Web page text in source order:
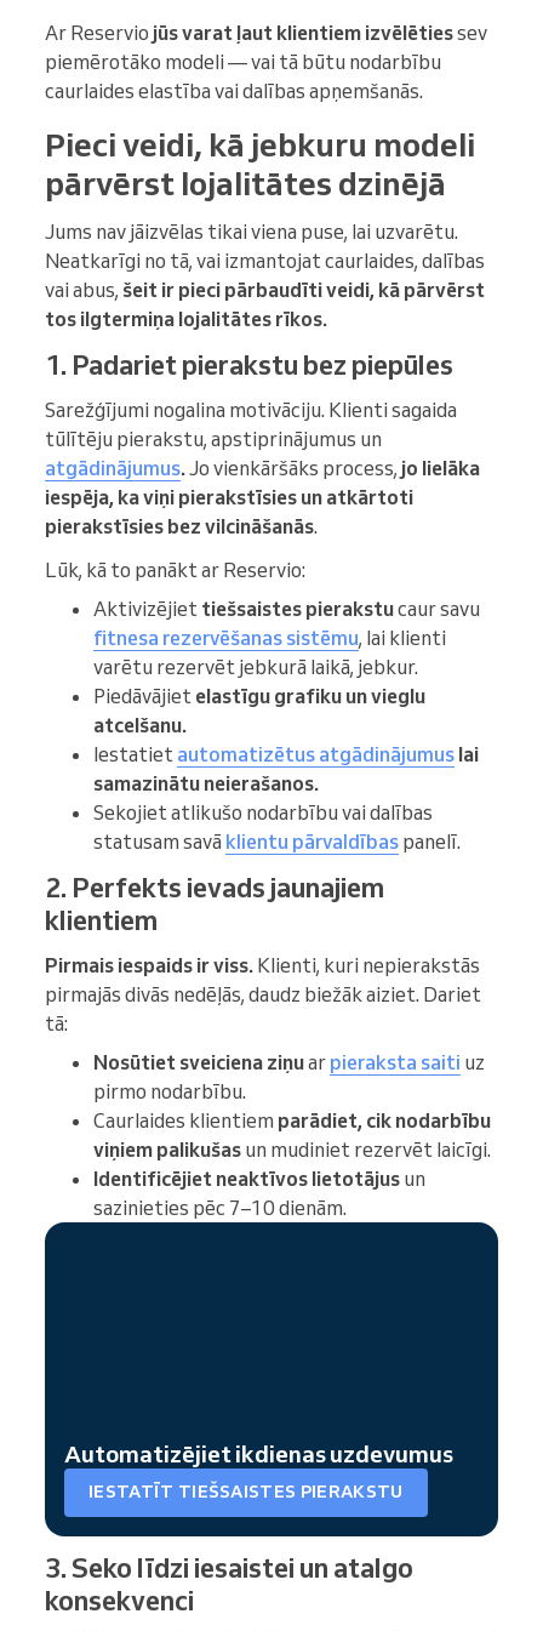
Ar Reservio jūs varat ļaut klientiem izvēlētiessev
piemērotāko modeli — vai tā būtu nodarbību
caurlaides elastība vai dalības apņemšanās.
Pieci veidi, kā jebkuru modeli
pārvērst lojalitātes dzinējā
Jums nav jāizvēlas tikai viena puse, lai uzvarētu.
Neatkarīgi no tā, vai izmantojat caurlaides, dalības
vai abus, šeit ir pieci pārbaudīti veidi, kā pārvērst
tos ilgtermiņa lojalitātes rīkos.
1. Padariet pierakstu bez piepūles
Sarežģījumi nogalina motivāciju. Klienti sagaida
tūlītēju pierakstu, apstiprinājumus un
atgādinājumus.Jo vienkāršāks process, jo lielāka
iespēja, ka viņi pierakstīsies un atkārtoti
pierakstīsies bez vilcināšanās.
Lūk, kā to panākt ar Reservio:
Aktivizējiet tiešsaistes pierakstucaur savu
fitnesa rezervēšanas sistēmu, lai klienti
varētu rezervēt jebkurā laikā, jebkur.
Piedāvājiet elastīgu grafiku un vieglu
atcelšanu.
Iestatiet automatizētus atgādinājumus lai
samazinātu neierašanos.
Sekojiet atlikušo nodarbību vai dalības
statusam savā klientu pārvaldības panelī.
2. Perfekts ievads jaunajiem
klientiem
Pirmais iespaids ir viss. Klienti, kuri nepierakstās
pirmajās divās nedēļās, daudz biežāk aiziet. Dariet
tā:
Nosūtiet sveiciena ziņuar pieraksta saiti uz
pirmo nodarbību.
Caurlaides klientiem parādiet, cik nodarbību
viņiem palikušas un mudiniet rezervēt laicīgi.
Identificējiet neaktīvos lietotājus un
sazinieties pēc 7–10 dienām.
Automatizējiet ikdienas uzdevumus
IESTATĪT TIEŠSAISTES PIERAKSTU
3. Seko līdzi iesaistei un atalgo
konsekvenci